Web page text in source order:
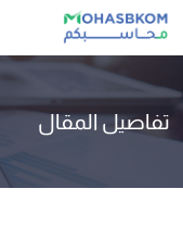
تفاصيل المقال